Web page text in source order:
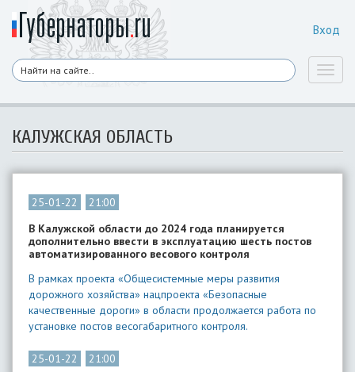
Вход
КАЛУЖСКАЯ ОБЛАСТЬ
25-01-22
21:00
В Калужской области до 2024 года планируется
дополнительно ввести в эксплуатацию шесть постов
автоматизированного весового контроля
В рамках проекта «Общесистемные меры развития
дорожного хозяйства» нацпроекта «Безопасные
качественные дороги» в области продолжается работа по
установке постов весогабаритного контроля.
25-01-22
21:00